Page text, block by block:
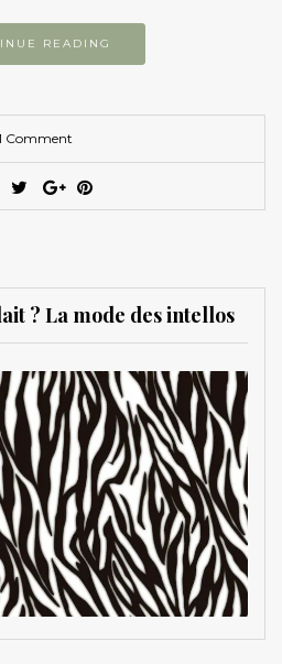
READING
Comment
? La mode des intellos